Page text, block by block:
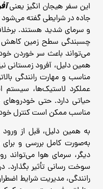
این سفر هیجان انگیز یعنی
جاده در شرایطی گفته
و سرمای شدید هستند.
چسبندگی سطح زمین کاهش
می‌تواند باعث سر خوردن
همین دلیل، آفرود زمستانی
مناسب و مهارت رانندگی
عملکرد لاستیک‌ها،
حیاتی دارد. حتی
مناسب ممکن است کنترل
به همین دلیل، قبل از
به‌صورت کامل بررسی و
دیگر، سرمای هوا می‌تواند
سوخت‌ رسانی تأثیر بگذارد.
رانندگی، مدیریت شرایط